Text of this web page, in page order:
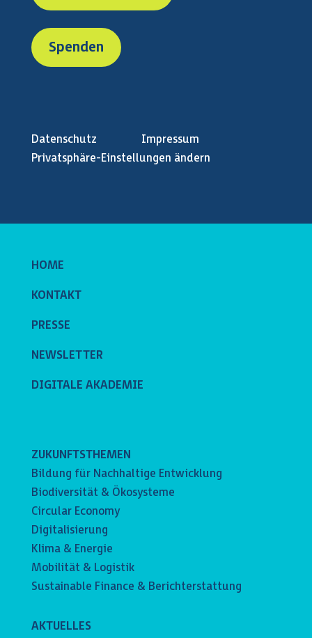
Spenden
Datenschutz
Impressum
Privatsphäre-Einstellungen ändern
HOME
KONTAKT
PRESSE
NEWSLETTER
DIGITALE AKADEMIE
ZUKUNFTSTHEMEN
Bildung für Nachhaltige Entwicklung
Biodiversität & Ökosysteme
Circular Economy
Digitalisierung
Klima & Energie
Mobilität & Logistik
Sustainable Finance & Berichterstattung
AKTUELLES